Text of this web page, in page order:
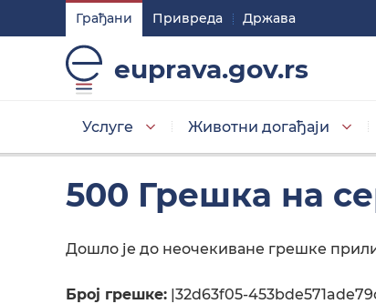
Грађани Привреда Држава
euprava.gov.rs
Услуге Животни догађаји
Подешавaња
Изаберите стил приказа слова
Изаберите тему
500 Грешка на
Дошло је до неочекиване грешке
Број грешке: |32d63f05-